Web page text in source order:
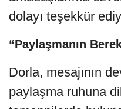
dolayı teşekkür
“Paylaşmanın
Dorla, mesajının
paylaşma ruhuna